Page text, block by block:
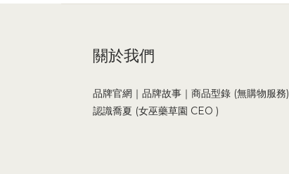
關於我們
品牌官網｜品牌故事｜商品型錄 (無購物服務)
認識喬夏 (女巫藥草園 CEO )